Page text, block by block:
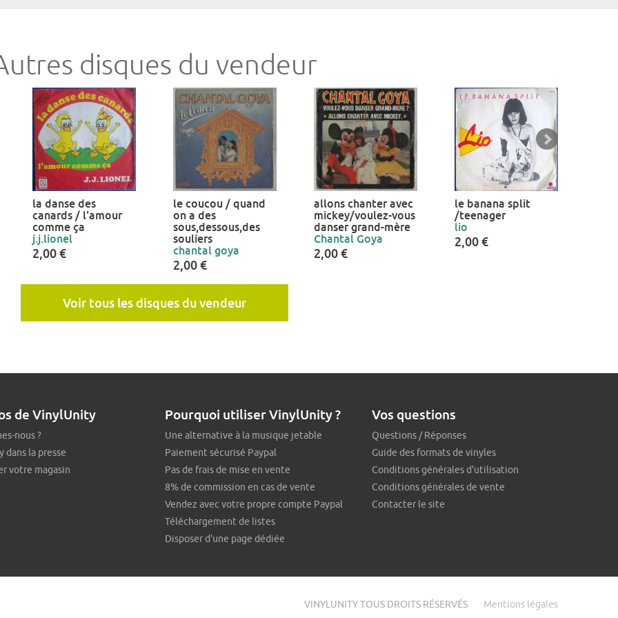
disques du vendeur
la danse des
canards / l'amour
comme ça
j.j.lionel
2,00 €
le coucou / quand
on a des
sous,dessous,des
souliers
chantal goya
2,00 €
allons chanter avec
mickey/voulez-vous
danser grand-mère
Chantal Goya
2,00 €
le banana split
/teenager
lio
2,00 €
Voir tous les disques du vendeur
de VinylUnity
nous ?
dans la presse
votre magasin
Pourquoi utiliser VinylUnity ?
Une alternative à la musique jetable
Paiement sécurisé Paypal
Pas de frais de mise en vente
8% de commission en cas de vente
Vendez avec votre propre compte Paypal
Téléchargement de listes
Disposer d'une page dédiée
Vos questions
Questions / Réponses
Guide des formats de vinyles
Conditions générales d'utilisation
Conditions générales de vente
Contacter le site
VINYLUNITY TOUS DROITS RÉSERVÉS Mentions légales